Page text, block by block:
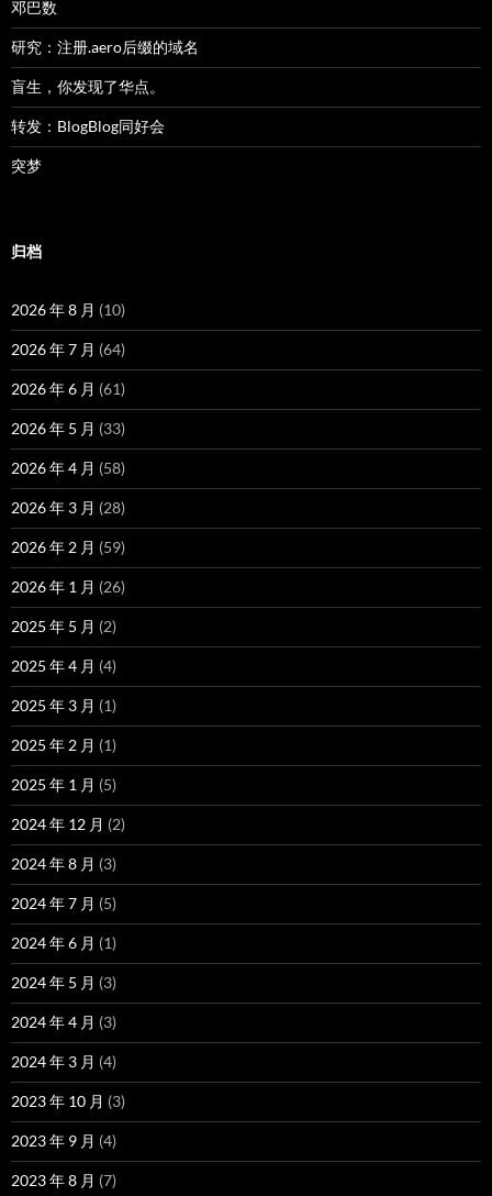
邓巴数
研究：注册.aero后缀的域名
盲生，你发现了华点。
转发：BlogBlog同好会
突梦
归档
2026 年 8 月 (10)
2026 年 7 月 (64)
2026 年 6 月 (61)
2026 年 5 月 (33)
2026 年 4 月 (58)
2026 年 3 月 (28)
2026 年 2 月 (59)
2026 年 1 月 (26)
2025 年 5 月 (2)
2025 年 4 月 (4)
2025 年 3 月 (1)
2025 年 2 月 (1)
2025 年 1 月 (5)
2024 年 12 月 (2)
2024 年 8 月 (3)
2024 年 7 月 (5)
2024 年 6 月 (1)
2024 年 5 月 (3)
2024 年 4 月 (3)
2024 年 3 月 (4)
2023 年 10 月 (3)
2023 年 9 月 (4)
2023 年 8 月 (7)